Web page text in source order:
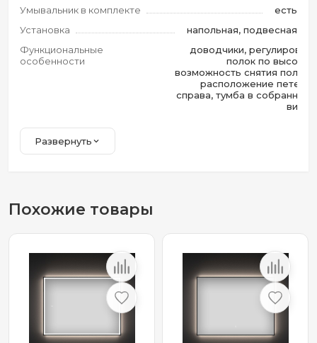
Умывальник в комплекте
есть
Установка
напольная, подвесная
Функциональные
особенности
доводчики, регулировка
полок по высоте,
возможность снятия полок,
расположение петель
справа, тумба в собранном
виде
Развернуть
Похожие товары